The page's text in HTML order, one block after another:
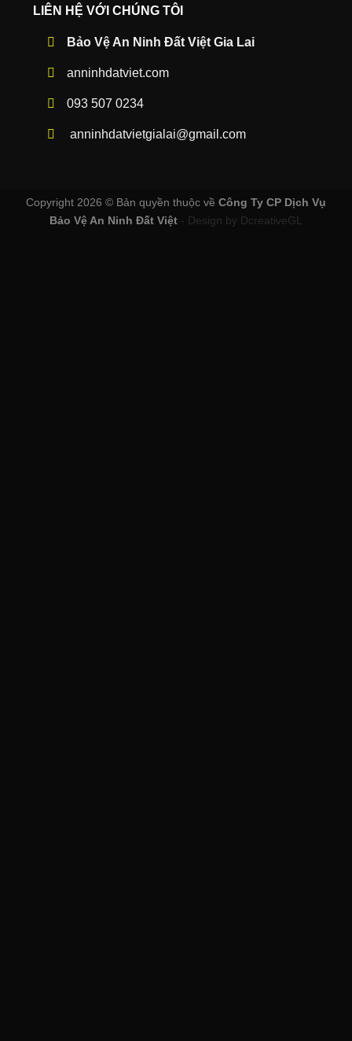
LIÊN HỆ VỚI CHÚNG TÔI
Bảo Vệ An Ninh Đất Việt Gia Lai
anninhdatviet.com
093 507 0234
anninhdatvietgialai@gmail.com
Copyright 2026 © Bản quyền thuộc về Công Ty CP Dịch Vụ
Bảo Vệ An Ninh Đất Việt - Design by DcreativeGL